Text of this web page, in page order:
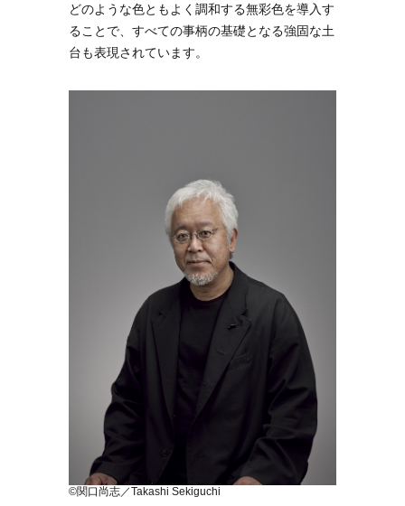
どのような色ともよく調和する無彩色を導入す
ることで、すべての事柄の基礎となる強固な土
台も表現されています。
©関口尚志／Takashi Sekiguchi